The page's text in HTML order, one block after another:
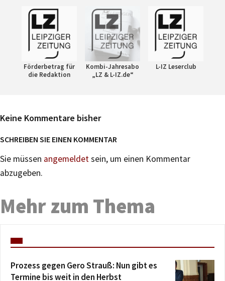
Förderbetrag für
die Redaktion
Kombi-Jahresabo
„LZ & L-IZ.de“
L-IZ Leserclub
Keine Kommentare bisher
SCHREIBEN SIE EINEN KOMMENTAR
Sie müssen angemeldetsein, um einen Kommentar
abzugeben.
Mehr zum Thema
Prozess gegen Gero Strauß: Nun gibt es
Termine bis weit in den Herbst